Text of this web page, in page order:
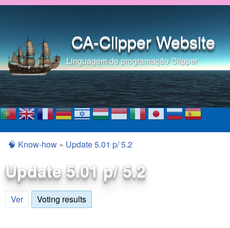
Pular para o conteúdo
CA-Clipper Website
Linguagem de programação Clipper
Você está aqui
🧠 Know-how » Update 5.01 p/ 5.2
Update 5.01 p/ 5.2
Ver Voting results